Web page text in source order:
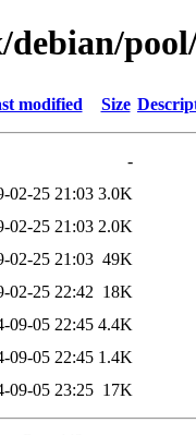
modified Size
-
02-25 21:03 3.0K
02-25 21:03 2.0K
02-25 21:03 49K
02-25 22:42 18K
09-05 22:45 4.4K
09-05 22:45 1.4K
09-05 23:25 17K